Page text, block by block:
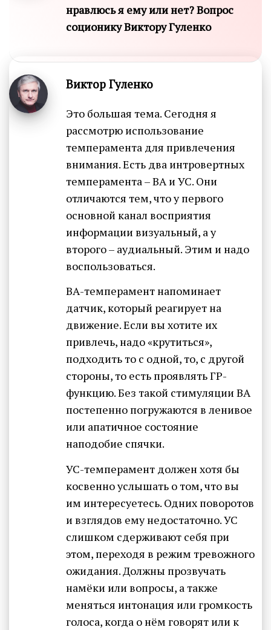
нравлюсь я ему или нет? Вопрос
соционику Виктору Гуленко
Виктор Гуленко
Это большая тема. Сегодня я
рассмотрю использование
темперамента для привлечения
внимания. Есть два интровертных
темперамента – ВА и УС. Они
отличаются тем, что у первого
основной канал восприятия
информации визуальный, а у
второго – аудиальный. Этим и надо
воспользоваться.
ВА-темперамент напоминает
датчик, который реагирует на
движение. Если вы хотите их
привлечь, надо «крутиться»,
подходить то с одной, то, с другой
стороны, то есть проявлять ГР-
функцию. Без такой стимуляции ВА
постепенно погружаются в ленивое
или апатичное состояние
наподобие спячки.
УС-темперамент должен хотя бы
косвенно услышать о том, что вы
им интересуетесь. Одних поворотов
и взглядов ему недостаточно. УС
слишком сдерживают себя при
этом, переходя в режим тревожного
ожидания. Должны прозвучать
намёки или вопросы, а также
меняться интонация или громкость
голоса, когда о нём говорят или к